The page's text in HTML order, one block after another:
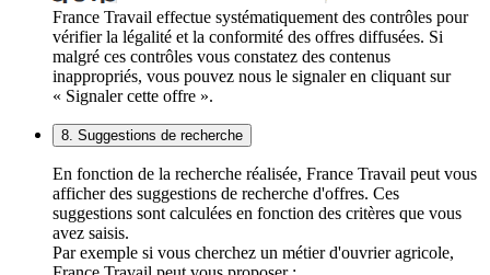
France Travail effectue systématiquement des contrôles pour
vérifier la légalité et la conformité des offres diffusées. Si
malgré ces contrôles vous constatez des contenus
inappropriés, vous pouvez nous le signaler en cliquant sur
« Signaler cette offre ».
8. Suggestions de recherche
En fonction de la recherche réalisée, France Travail peut vous
afficher des suggestions de recherche d'offres. Ces
suggestions sont calculées en fonction des critères que vous
avez saisis.
Par exemple si vous cherchez un métier d'ouvrier agricole,